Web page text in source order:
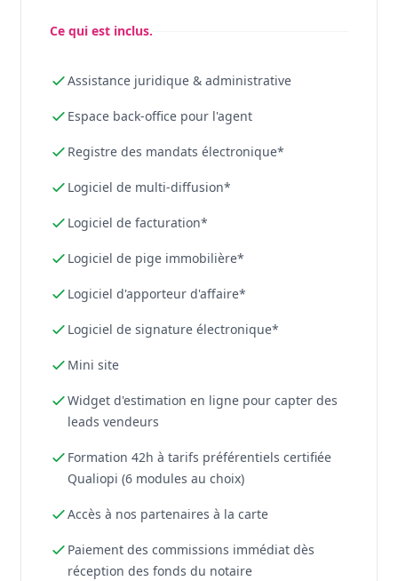
Ce qui est inclus.
Assistance juridique & administrative
Espace back-office pour l'agent
Registre des mandats électronique*
Logiciel de multi-diffusion*
Logiciel de facturation*
Logiciel de pige immobilière*
Logiciel d'apporteur d'affaire*
Logiciel de signature électronique*
Mini site
Widget d'estimation en ligne pour capter des
leads vendeurs
Formation 42h à tarifs préférentiels certifiée
Qualiopi (6 modules au choix)
Accès à nos partenaires à la carte
Paiement des commissions immédiat dès
réception des fonds du notaire